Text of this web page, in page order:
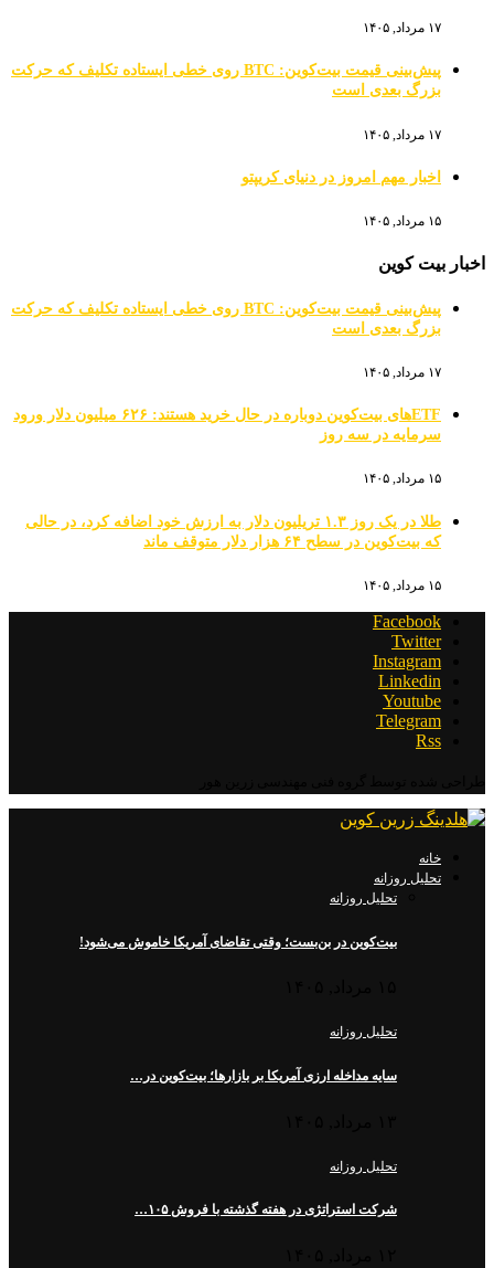
۱۷ مرداد, ۱۴۰۵
پیش‌بینی قیمت بیت‌کوین: BTC روی خطی ایستاده تکلیف که حرکت
بزرگ بعدی است
۱۷ مرداد, ۱۴۰۵
اخبار مهم امروز در دنیای کریپتو
۱۵ مرداد, ۱۴۰۵
اخبار بیت کوین
پیش‌بینی قیمت بیت‌کوین: BTC روی خطی ایستاده تکلیف که حرکت
بزرگ بعدی است
۱۷ مرداد, ۱۴۰۵
ETFهای بیت‌کوین دوباره در حال خرید هستند: ۶۲۶ میلیون دلار ورود
سرمایه در سه روز
۱۵ مرداد, ۱۴۰۵
طلا در یک روز ۱.۳ تریلیون دلار به ارزش خود اضافه کرد، در حالی
که بیت‌کوین در سطح ۶۴ هزار دلار متوقف ماند
۱۵ مرداد, ۱۴۰۵
Facebook
Twitter
Instagram
Linkedin
Youtube
Telegram
Rss
خانه
تحلیل روزانه
تحلیل روزانه
بیت‌کوین در بن‌بست؛ وقتی تقاضای آمریکا خاموش می‌شود!
تحلیل روزانه
سایه مداخله ارزی آمریکا بر بازارها؛ بیت‌کوین در…
تحلیل روزانه
شرکت استراتژی در هفته گذشته با فروش ۱۰۵…